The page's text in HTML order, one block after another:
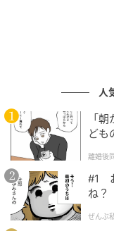
人
「
ども
離婚後
#1
ね
ぜんぶ